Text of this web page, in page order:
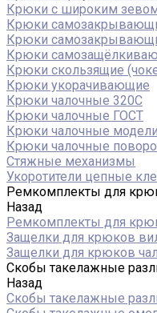
Крюки с широким
Крюки
Крюки
Крюки
Крюки скользящие
Крюки укорачивающие
Крюки чалочные 320C
Крюки чалочные ГОСТ
Крюки чалочные
Крюки чалочные
Стяжные механизмы
Укоротители цепные
Ремкомплекты для
Назад
Ремкомплекты для
Защелки для крюков
Защелки для крюков
Скобы такелажные
Назад
Скобы такелажные